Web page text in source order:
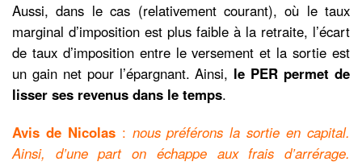
Aussi, dans le cas (relativement courant), où le taux
marginal d’imposition est plus faible à la retraite, l’écart
de taux d’imposition entre le versement et la sortie est
un gain net pour l’épargnant. Ainsi, le PER permet de
lisser ses revenus dans le temps.
Avis de Nicolas: nous préférons la sortie en capital.
Ainsi, d’une part on échappe aux frais d’arrérage.